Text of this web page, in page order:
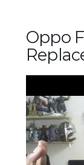
Oppo